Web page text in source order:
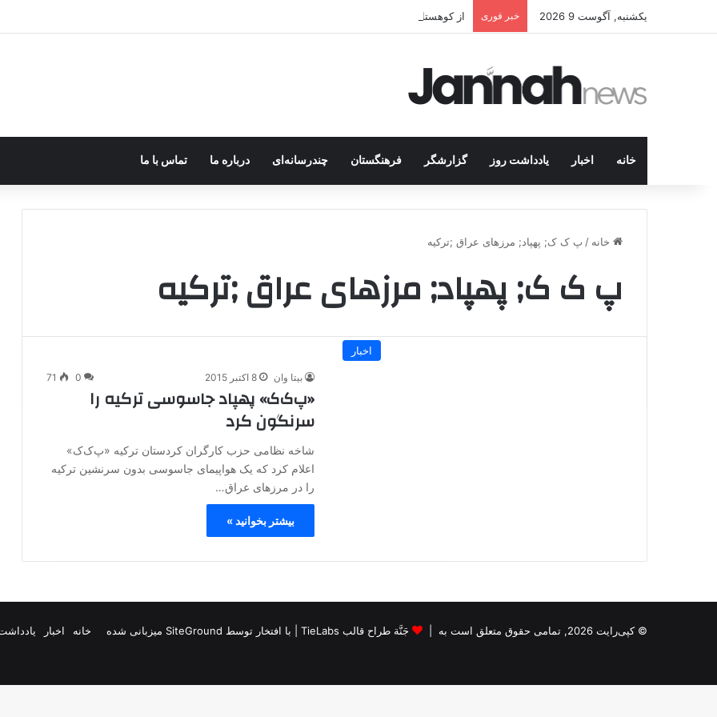
یکشنبه, آگوست 9 2026 خبر فوری از کوهستان تا میز مذاکره؛ پژاک یک‌شبه «دموکرات» شد!
خانه اخبار یادداشت روز گزارشگر فرهنگستان چندرسانه‌ای درباره ما تماس با ما
خانه / پ ک ک; پهپاد; مرزهای عراق ;ترکیه
پ ک ک; پهپاد; مرزهای عراق ;ترکیه
اخبار
بیتا وان 8 اکتبر 2015 0
71
«پ‌ک‌ک» پهپاد جاسوسی ترکیه را
سرنگون کرد
شاخه نظامی حزب کارگران کردستان ترکیه «پ‌ک‌ک»
اعلام کرد که یک هواپیمای جاسوسی بدون سرنشین ترکیه
را در مرزهای عراق…
بیشتر بخوانید »
© کپی‌رایت 2026, تمامی حقوق متعلق است به | جَنَّة طراح قالب TieLabs | با افتخار توسط SiteGround میزبانی شده خانه اخبار